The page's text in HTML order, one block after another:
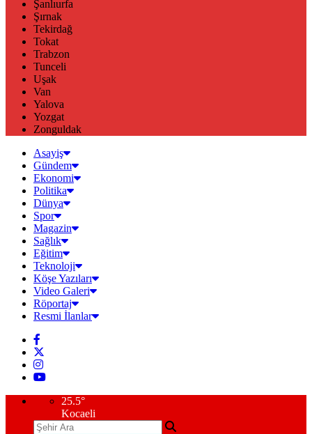
Şanlıurfa
Şırnak
Tekirdağ
Tokat
Trabzon
Tunceli
Uşak
Van
Yalova
Yozgat
Zonguldak
Asayiş
Gündem
Ekonomi
Politika
Dünya
Spor
Magazin
Sağlık
Eğitim
Teknoloji
Köşe Yazıları
Video Galeri
Röportaj
Resmi İlanlar
25.5°
Kocaeli